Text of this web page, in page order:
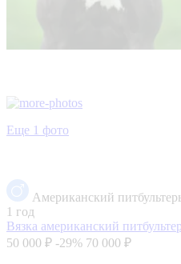
Еще 1 фото
Американский
1 год
Вязка американский
50 000 ₽ -29% 70 000 ₽